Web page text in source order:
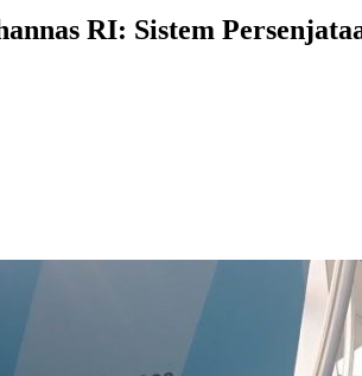
RI: Sistem